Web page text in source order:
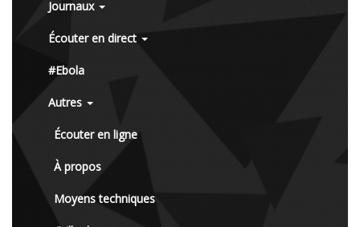
Journaux
Écouter en direct
#Ebola
Autres
Écouter en ligne
À propos
Moyens techniques